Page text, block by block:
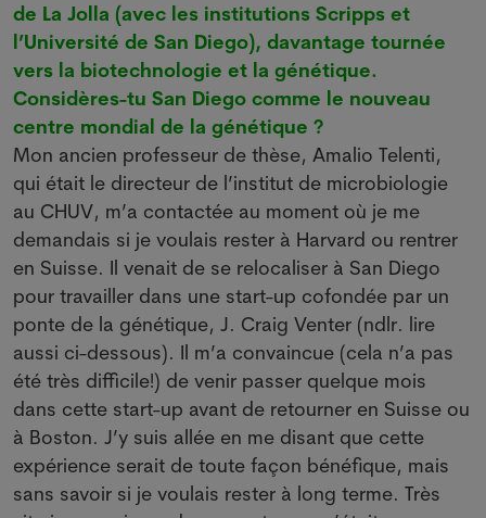
de La Jolla (avec les institutions Scripps et
l’Université de San Diego), davantage tournée
vers la biotechnologie et la génétique.
Considères-tu San Diego comme le nouveau
centre mondial de la génétique ?
Mon ancien professeur de thèse, Amalio Telenti,
qui était le directeur de l’institut de microbiologie
au CHUV, m’a contactée au moment où je me
demandais si je voulais rester à Harvard ou rentrer
en Suisse. Il venait de se relocaliser à San Diego
pour travailler dans une start-up cofondée par un
ponte de la génétique, J. Craig Venter (ndlr. lire
aussi ci-dessous). Il m’a convaincue (cela n’a pas
été très difficile!) de venir passer quelque mois
dans cette start-up avant de retourner en Suisse ou
à Boston. J’y suis allée en me disant que cette
expérience serait de toute façon bénéfique, mais
sans savoir si je voulais rester à long terme. Très